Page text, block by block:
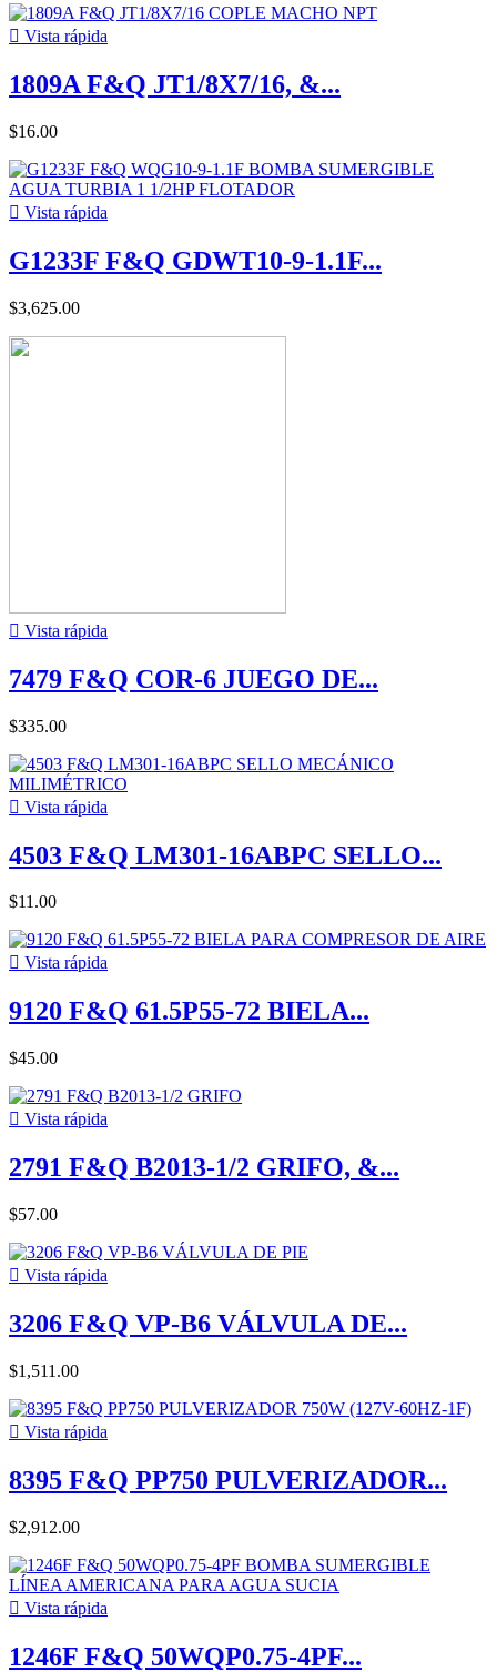
 Vista rápida
1809A F&Q JT1/8X7/16, &...
$16.00
 Vista rápida
G1233F F&Q GDWT10-9-1.1F...
$3,625.00
 Vista rápida
7479 F&Q COR-6 JUEGO DE...
$335.00
 Vista rápida
4503 F&Q LM301-16ABPC SELLO...
$11.00
 Vista rápida
9120 F&Q 61.5P55-72 BIELA...
$45.00
 Vista rápida
2791 F&Q B2013-1/2 GRIFO, &...
$57.00
 Vista rápida
3206 F&Q VP-B6 VÁLVULA DE...
$1,511.00
 Vista rápida
8395 F&Q PP750 PULVERIZADOR...
$2,912.00
 Vista rápida
1246F F&Q 50WQP0.75-4PF...